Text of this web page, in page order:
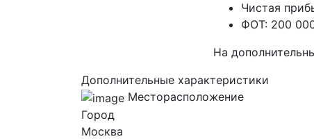
Чистая
ФОТ: 200
На
Дополнительные характеристики
Месторасположение
Город
Москва